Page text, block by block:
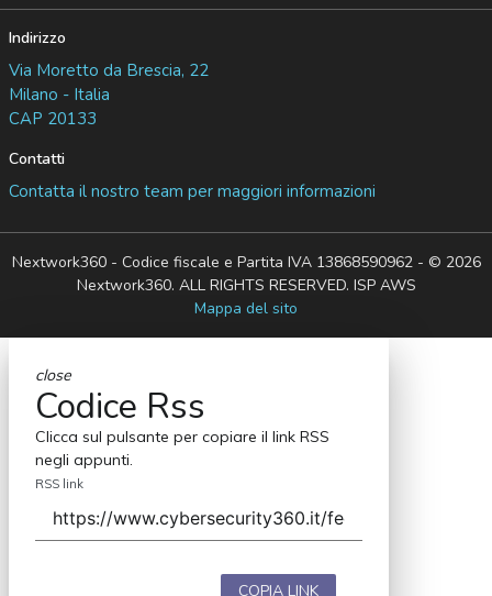
Indirizzo
Via Moretto da Brescia, 22
Milano - Italia
CAP 20133
Contatti
Contatta il nostro team per maggiori informazioni
Nextwork360 - Codice fiscale e Partita IVA 13868590962 - © 2026
Nextwork360. ALL RIGHTS RESERVED. ISP AWS
Mappa del sito
close
Codice Rss
Clicca sul pulsante per copiare il link RSS
negli appunti.
RSS link
COPIA LINK